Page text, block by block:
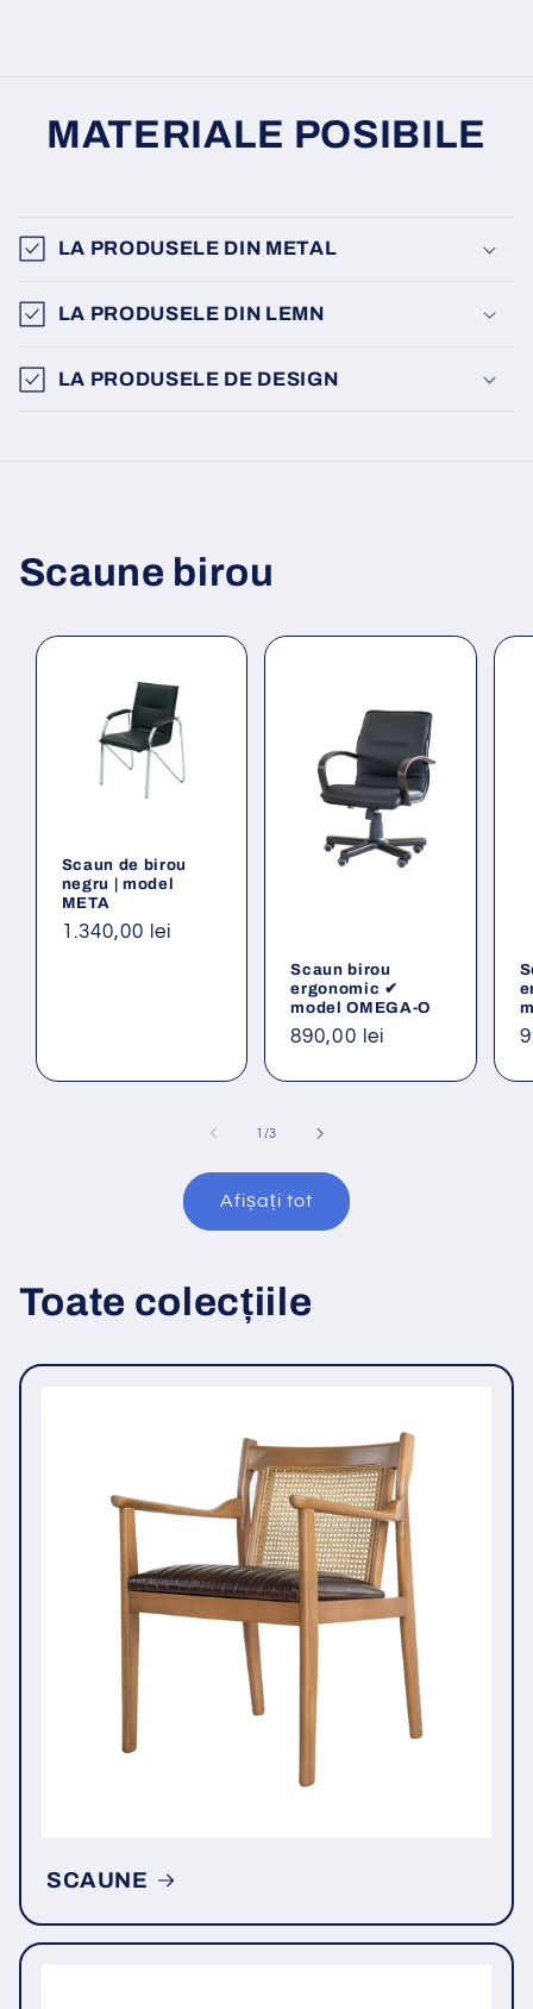
MATERIALE POSIBILE
LA PRODUSELE DIN METAL
LA PRODUSELE DIN LEMN
LA PRODUSELE DE DESIGN
Scaune birou
Scaun de birou
negru | model
META
Preț
1.340,00 lei
Scaun birou
ergonomic ✔
model OMEGA-O
Preț
890,00 lei
1 /din
3
Afișați tot
Toate colecțiile
SCAUNE